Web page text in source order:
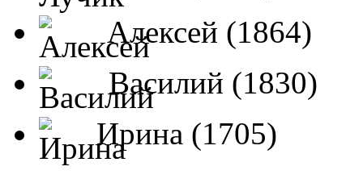
Алексей (1864)
Василий (1830)
Ирина (1705)